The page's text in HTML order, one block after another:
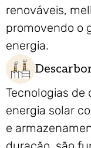
renováveis,
promovendo o
energia.
Tecnologias de
energia solar
e